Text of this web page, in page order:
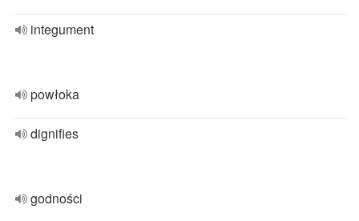
integument
powłoka
dignifies
godności